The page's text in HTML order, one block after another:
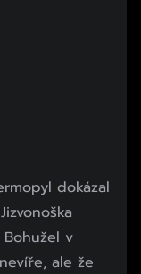
dokázal
v
ale že